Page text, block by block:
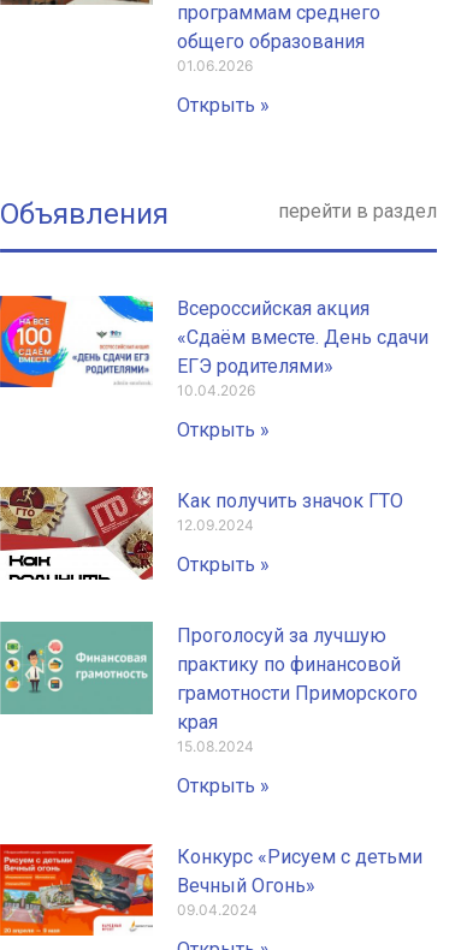
программам среднего
общего образования
01.06.2026
Открыть »
Объявления перейти в раздел
Всероссийская акция
«Сдаём вместе. День сдачи
ЕГЭ родителями»
10.04.2026
Открыть »
Как получить значок ГТО
12.09.2024
Открыть »
Проголосуй за лучшую
практику по финансовой
грамотности Приморского
края
15.08.2024
Открыть »
Конкурс «Рисуем с детьми
Вечный Огонь»
09.04.2024